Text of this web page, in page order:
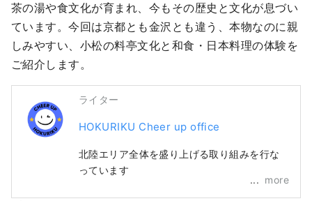
茶の湯や食文化が育まれ、今もその歴史と文化が息づい
ています。今回は京都とも金沢とも違う、本物なのに親
しみやすい、小松の料亭文化と和食・日本料理の体験を
ご紹介します。
ライター
HOKURIKU Cheer up office
北陸エリア全体を盛り上げる取り組みを行な
っています
more